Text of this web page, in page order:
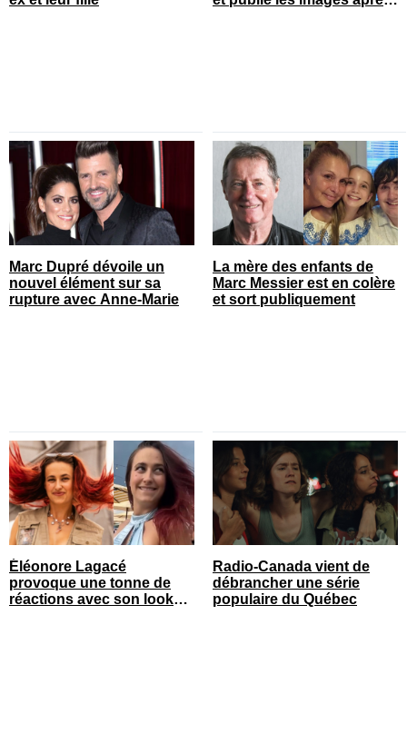
Marc Dupré dévoile un
nouvel élément sur sa
rupture avec Anne-Marie
La mère des enfants de
Marc Messier est en colère
et sort publiquement
Éléonore Lagacé
provoque une tonne de
réactions avec son look
Radio-Canada vient de
débrancher une série
populaire du Québec